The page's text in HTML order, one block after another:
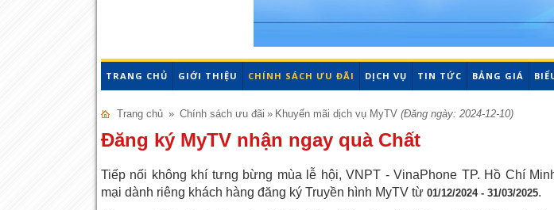
TRANG CHỦ GIỚI THIỆU CHÍNH SÁCH ƯU ĐÃI DỊCH VỤ TIN TỨC BẢNG GIÁ
Trang chủ » Chính sách ưu đãi » Khuyến mãi dịch vụ MyTV (Đăng ngày: 2024-12-10)
Đăng ký MyTV nhận ngay quà Chất
Tiếp nối không khí tưng bừng mùa lễ hội, VNPT - VinaPhone TP. Hồ Chí
mại dành riêng khách hàng đăng ký Truyền hình MyTV từ 01/12/2024 - 31/03/2025.